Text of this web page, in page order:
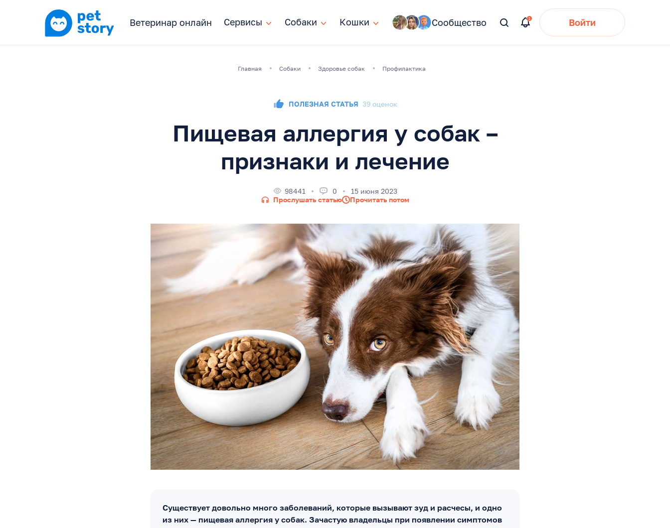
Ветеринар онлайн Сервисы
Сервисы Собаки
Собаки Кошки
Кошки Сообщество Войти
Главная Собаки Здоровье собак Профилактика
ПОЛЕЗНАЯ СТАТЬЯ 39 оценок
Пищевая аллергия у собак –
признаки и лечение
98441 0
15 июня 2023
Прослушать статью
Прочитать потом
Существует довольно много заболеваний, которые вызывают зуд и расчесы, и одно
из них — пищевая аллергия у собак. Зачастую владельцы при появлении симптомов